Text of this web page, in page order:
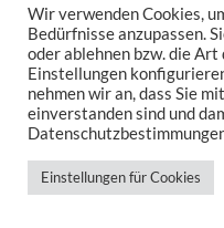
Wir verwenden Cookies,
Bedürfnisse anzupassen.
oder ablehnen bzw. die
Einstellungen
nehmen wir an, dass Sie
einverstanden sind und
Einstellungen für Cookies